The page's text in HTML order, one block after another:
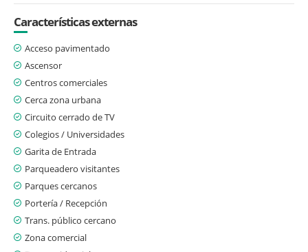
Características externas
Acceso pavimentado
Ascensor
Centros comerciales
Cerca zona urbana
Circuito cerrado de TV
Colegios / Universidades
Garita de Entrada
Parqueadero visitantes
Parques cercanos
Portería / Recepción
Trans. público cercano
Zona comercial